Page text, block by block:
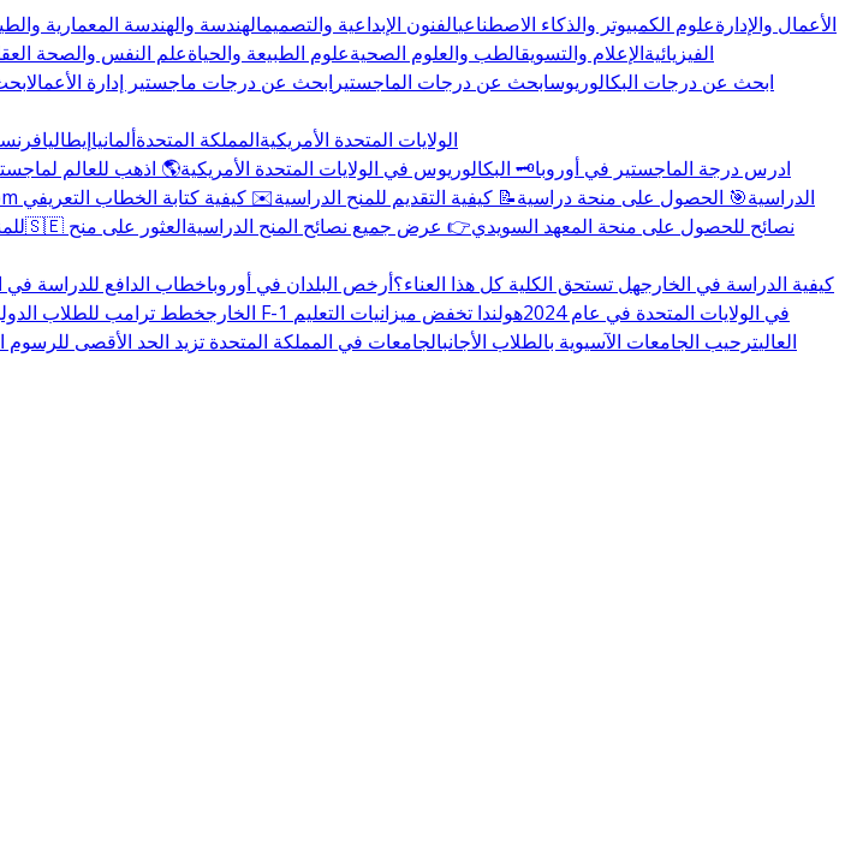
الأعمال والإدارةعلوم الكمبيوتر والذكاء الاصطناعيالفنون الإبداعية والتصميمالهندسة والهندسة المعمارية
الفيزيائيةالإعلام والتسويقالطب والعلوم الصحيةعلوم الطبيعة والحياةعلم النفس والصحة
ابحث عن درجات البكالوريوسابحث عن درجات الماجستير ابحث عن درجات ماجستير إدارة الأعمال
الولايات المتحدة الأمريكيةالمملكة المتحدةألمانياإيطاليا
🏛️ ادرس درجة الماجستير في أوروبا🗝️ البكالوريوس في الولايات المتحدة الأمريكية🌎 اذهب للعالم
👉 المزيد عن منح educations.com الدراسية🎯 الحصول على منحة دراسية📝 كيفية التقديم للمنح الدراسية✉️ كيفية كتابة الخطاب التعريفي
🇸🇪 نصائح للحصول على منحة المعهد السويدي👉 عرض جميع نصائح المنح الدراسيةالعثور على منح
كيفية الدراسة في الخارجهل تستحق الكلية كل هذا العناء؟أرخص البلدان في أوروباخطاب الدافع للدراسة في
الخارجخطط ترامب للطلاب تغييرات سياسة تأشيرة F-1 في الولايات المتحدة في عام 2024
هولندا تخفض ميزانيات التعليم
العاليترحيب الجامعات الآسيوية بالطلاب الأجانبالجامعات في المملكة المتحدة تزيد الحد الأقصى للرسوم الدراسية إلى 9535